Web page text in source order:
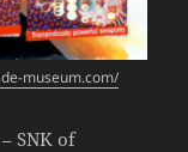
museum.com/
SNK of